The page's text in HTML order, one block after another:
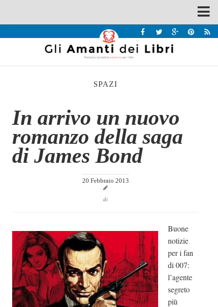
Recensioni
Interviste & Incontri
Chi siamo
Contatti
Eventi
Dicono di Noi
Rassegna Stampa
Archivio
Autori
Generi
SPAZI
In arrivo un nuovo
romanzo della saga
di James Bond
20 Febbraio 2013
di
Buone
notizie
per i fan
di 007:
l’agente
segreto
più